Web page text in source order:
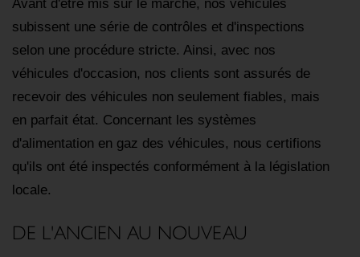
Avant d'être mis sur le marché, nos véhicules
subissent une série de contrôles et d'inspections
selon une procédure stricte. Ainsi, avec nos
véhicules d'occasion, nos clients sont assurés de
recevoir des véhicules non seulement fiables, mais
en parfait état. Concernant les systèmes
d'alimentation en gaz des véhicules, nous certifions
qu'ils ont été inspectés conformément à la législation
locale.
DE L'ANCIEN AU NOUVEAU